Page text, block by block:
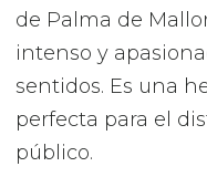
de Palma de
intenso y
sentidos. Es una
perfecta para el
público.